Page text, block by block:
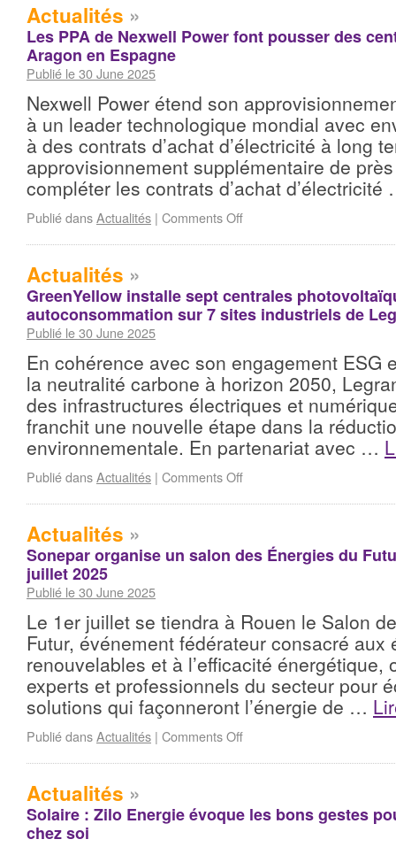
Actualités »
Les PPA de Nexwell Power font pousser des
Aragon en Espagne
Publié le 30 June 2025
Nexwell Power étend son
à un leader technologique mondial avec
à des contrats d’achat d’électricité à long
approvisionnement supplémentaire de
compléter les contrats d’achat
Publié dansActualités | Comments Off
Actualités »
GreenYellow installe sept centrales
autoconsommation sur 7 sites industriels de
Publié le 30 June 2025
En cohérence avec son engagement ESG
la neutralité carbone à horizon 2050,
des infrastructures électriques et
franchit une nouvelle étape dans la
environnementale. En partenariat avec …
Publié dansActualités | Comments Off
Actualités »
Sonepar organise un salon des Énergies du
juillet 2025
Publié le 30 June 2025
Le 1er juillet se tiendra à Rouen le Salon
Futur, événement fédérateur consacré aux
renouvelables et à l’efficacité énergétique,
experts et professionnels du secteur pour
solutions qui façonneront l’énergie de …
Publié dansActualités | Comments Off
Actualités »
Solaire : Zilo Energie évoque les bons gestes
chez soi